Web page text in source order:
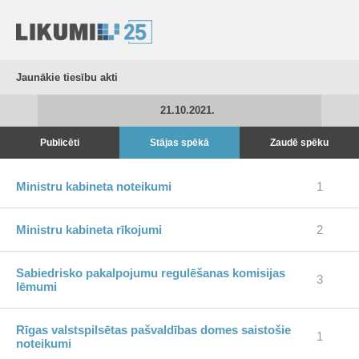
Jaunākie tiesību akti
21.10.2021.
Publicēti Stājas spēkā Zaudē spēku
Ministru kabineta noteikumi 1
Ministru kabineta rīkojumi 2
Sabiedrisko pakalpojumu regulēšanas komisijas
lēmumi
3
Rīgas valstspilsētas pašvaldības domes saistošie
noteikumi
1